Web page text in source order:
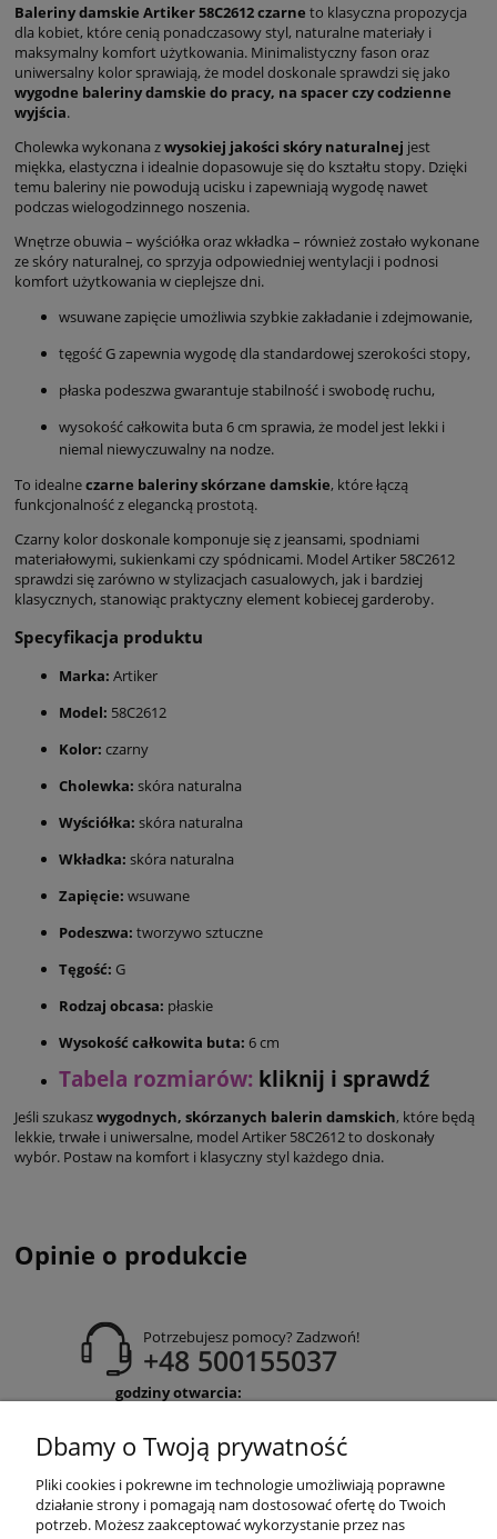
Baleriny damskie Artiker 58C2612 czarne to klasyczna propozycja
dla kobiet, które cenią ponadczasowy styl, naturalne materiały i
maksymalny komfort użytkowania. Minimalistyczny fason oraz
uniwersalny kolor sprawiają, że model doskonale sprawdzi się jako
wygodne baleriny damskie do pracy, na spacer czy codzienne
wyjścia.
Cholewka wykonana zwysokiej jakości skóry naturalnej jest
miękka, elastyczna i idealnie dopasowuje się do kształtu stopy. Dzięki
temu baleriny nie powodują ucisku i zapewniają wygodę nawet
podczas wielogodzinnego noszenia.
Wnętrze obuwia – wyściółka oraz wkładka – również zostało wykonane
ze skóry naturalnej, co sprzyja odpowiedniej wentylacji i podnosi
komfort użytkowania w cieplejsze dni.
wsuwane zapięcie umożliwia szybkie zakładanie i zdejmowanie,
tęgość G zapewnia wygodę dla standardowej szerokości stopy,
płaska podeszwa gwarantuje stabilność i swobodę ruchu,
wysokość całkowita buta 6 cm sprawia, że model jest lekki i
niemal niewyczuwalny na nodze.
To idealneczarne baleriny skórzane damskie, które łączą
funkcjonalność z elegancką prostotą.
Czarny kolor doskonale komponuje się z jeansami, spodniami
materiałowymi, sukienkami czy spódnicami. Model Artiker 58C2612
sprawdzi się zarówno w stylizacjach casualowych, jak i bardziej
klasycznych, stanowiąc praktyczny element kobiecej garderoby.
Specyfikacja produktu
Marka: Artiker
Model: 58C2612
Kolor: czarny
Cholewka: skóra naturalna
Wyściółka: skóra naturalna
Wkładka: skóra naturalna
Zapięcie: wsuwane
Podeszwa: tworzywo sztuczne
Tęgość: G
Rodzaj obcasa: płaskie
Wysokość całkowita buta: 6 cm
Tabela rozmiarów: kliknij i sprawdź
Jeśli szukaszwygodnych, skórzanych balerin damskich, które będą
lekkie, trwałe i uniwersalne, model Artiker 58C2612 to doskonały
wybór. Postaw na komfort i klasyczny styl każdego dnia.
Opinie o produkcie
Potrzebujesz pomocy? Zadzwoń!
+48 500155037
godziny otwarcia:
obuwiehigo@gmail.com
WARUNKI ZAKUPÓW
Dbamy o Twoją prywatność
Pliki cookies i pokrewne im technologie umożliwiają poprawne
działanie strony i pomagają nam dostosować ofertę do Twoich
potrzeb. Możesz zaakceptować wykorzystanie przez nas